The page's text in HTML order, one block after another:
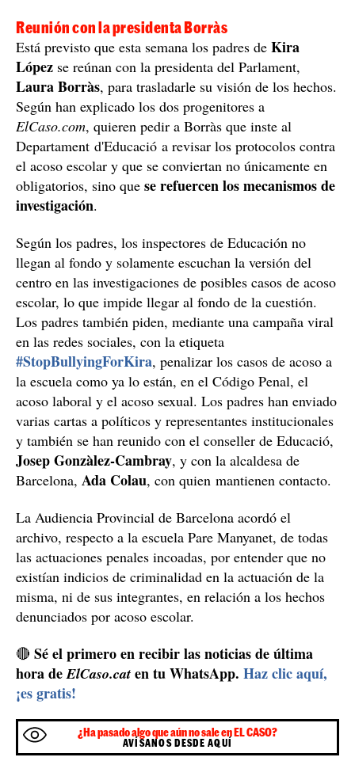
Reunión con la presidenta Borràs
Está previsto que esta semana los padres de Kira
López se reúnan con la presidenta del Parlament,
Laura Borràs, para trasladarle su visión de los hechos.
Según han explicado los dos progenitores a
ElCaso.com, quieren pedir a Borràs que inste al
Departament d'Educació a revisar los protocolos contra
el acoso escolar y que se conviertan no únicamente en
obligatorios, sino que se refuercen los mecanismos de
investigación.
Según los padres, los inspectores de Educación no
llegan al fondo y solamente escuchan la versión del
centro en las investigaciones de posibles casos de acoso
escolar, lo que impide llegar al fondo de la cuestión.
Los padres también piden, mediante una campaña viral
en las redes sociales, con la etiqueta
#StopBullyingForKira, penalizar los casos de acoso a
la escuela como ya lo están, en el Código Penal, el
acoso laboral y el acoso sexual. Los padres han enviado
varias cartas a políticos y representantes institucionales
y también se han reunido con el conseller de Educació,
Josep Gonzàlez-Cambray, y con la alcaldesa de
Barcelona, Ada Colau, con quien mantienen contacto.
La Audiencia Provincial de Barcelona acordó el
archivo, respecto a la escuela Pare Manyanet, de todas
las actuaciones penales incoadas, por entender que no
existían indicios de criminalidad en la actuación de la
misma, ni de sus integrantes, en relación a los hechos
denunciados por acoso escolar.
🔴 Sé el primero en recibir las noticias de última
hora deElCaso.cat en tu WhatsApp. Haz clic aquí,
¡es gratis!
¿Ha pasado algo que aún no sale en EL CASO?
AVÍSANOS DESDE AQUÍ